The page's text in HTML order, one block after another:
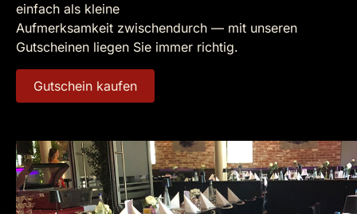
einfach als kleine
Aufmerksamkeit zwischendurch — mit unseren
Gutscheinen liegen Sie immer richtig.
Gutschein kaufen